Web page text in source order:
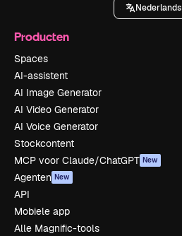
Nederlands
Producten
Spaces
AI-assistent
AI Image Generator
AI Video Generator
AI Voice Generator
Stockcontent
MCP voor Claude/ChatGPT New
Agenten New
API
Mobiele app
Alle Magnific-tools